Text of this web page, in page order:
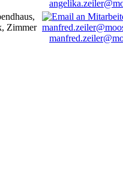
Zimmer